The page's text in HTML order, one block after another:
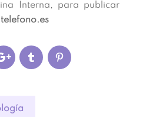
Interna, para publicar